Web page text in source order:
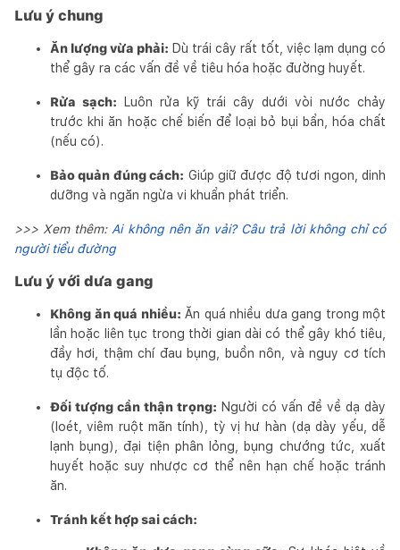
Lưu ý chung
Ăn lượng vừa phải: Dù trái cây rất tốt, việc lạm dụng có
thể gây ra các vấn đề về tiêu hóa hoặc đường huyết.
Rửa sạch: Luôn rửa kỹ trái cây dưới vòi nước chảy
trước khi ăn hoặc chế biến để loại bỏ bụi bẩn, hóa chất
(nếu có).
Bảo quản đúng cách: Giúp giữ được độ tươi ngon, dinh
dưỡng và ngăn ngừa vi khuẩn phát triển.
>>> Xem thêm: Ai không nên ăn vải? Câu trả lời không chỉ có
người tiểu đường
Lưu ý với dưa gang
Không ăn quá nhiều: Ăn quá nhiều dưa gang trong một
lần hoặc liên tục trong thời gian dài có thể gây khó tiêu,
đầy hơi, thậm chí đau bụng, buồn nôn, và nguy cơ tích
tụ độc tố.
Đối tượng cần thận trọng: Người có vấn đề về dạ dày
(loét, viêm ruột mãn tính), tỳ vị hư hàn (dạ dày yếu, dễ
lạnh bụng), đại tiện phân lỏng, bụng chướng tức, xuất
huyết hoặc suy nhược cơ thể nên hạn chế hoặc tránh
ăn.
Tránh kết hợp sai cách: